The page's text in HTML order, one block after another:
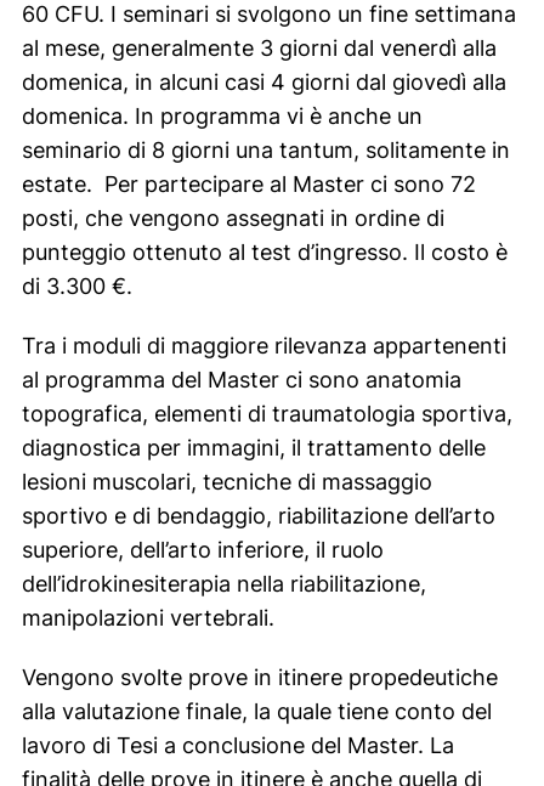
60 CFU. I seminari si svolgono un fine settimana
al mese, generalmente 3 giorni dal venerdì alla
domenica, in alcuni casi 4 giorni dal giovedì alla
domenica. In programma vi è anche un
seminario di 8 giorni una tantum, solitamente in
estate. Per partecipare al Master ci sono 72
posti, che vengono assegnati in ordine di
punteggio ottenuto al test d’ingresso. Il costo è
di 3.300 €.
Tra i moduli di maggiore rilevanza appartenenti
al programma del Master ci sono anatomia
topografica, elementi di traumatologia sportiva,
diagnostica per immagini, il trattamento delle
lesioni muscolari, tecniche di massaggio
sportivo e di bendaggio, riabilitazione dell’arto
superiore, dell’arto inferiore, il ruolo
dell’idrokinesiterapia nella riabilitazione,
manipolazioni vertebrali.
Vengono svolte prove in itinere propedeutiche
alla valutazione finale, la quale tiene conto del
lavoro di Tesi a conclusione del Master. La
finalità delle prove in itinere è anche quella di